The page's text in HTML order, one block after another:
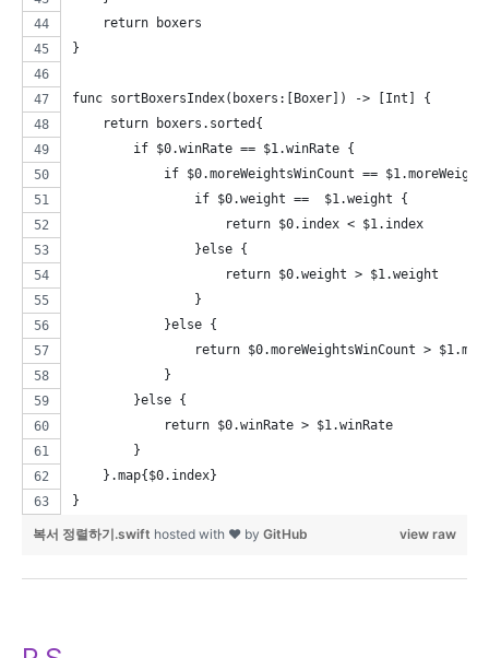
    return boxers
}
func sortBoxersIndex(boxers:[Boxer]) -> [Int] {
    return boxers.sorted{
        if $0.winRate == $1.winRate {
if $0.moreWeightsWinCount ==
                if $0.weight ==  $1.weight {
                    return $0.index < $1.index
                }else {
                    return $0.weight > $1.weight
                }
            }else {
return $0.moreWeightsWinCount >
            }
        }else {
            return $0.winRate > $1.winRate
        }
    }.map{$0.index}
}
view raw
복서 정렬하기.swift hosted with ❤ by GitHub